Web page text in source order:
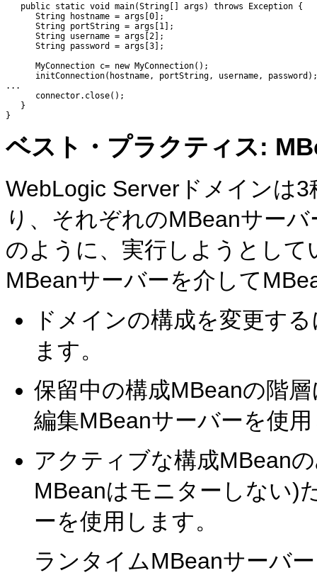
   public static void main(String[] args) throws Exception {
      String hostname = args[0];
      String portString = args[1];
      String username = args[2];
      String password = args[3];
      MyConnection c= new MyConnection();
      initConnection(hostname, portString, username, password);
...
      connector.close();
   }
ベスト・プラクティス:
WebLogic Serverドメインは
り、それぞれのMBeanサー
のように、実行しようとし
MBeanサーバーを介して
ドメインの構成を変更す
ます。
保留中の構成MBeanの階
編集MBeanサーバーを使
アクティブな構成MBean
MBeanはモニターしない)
ーを使用します。
ランタイムMBeanサーバ